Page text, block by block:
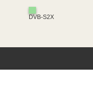
DVB-S2X